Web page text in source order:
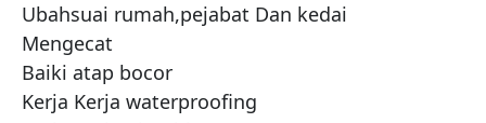
Ubahsuai rumah,pejabat Dan kedai
Mengecat
Baiki atap bocor
Kerja Kerja waterproofing